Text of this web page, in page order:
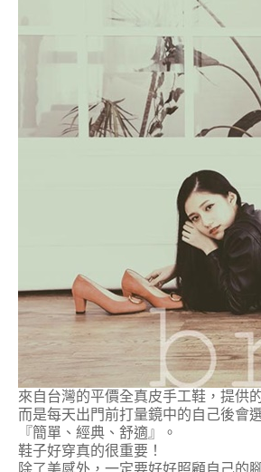
來自台灣的平價全真皮手工鞋，提供
而是每天出門前打量鏡中的自己後會
『簡單、經典、舒適』。
鞋子好穿真的很重要！
除了美感外，一定要好好照顧自己的